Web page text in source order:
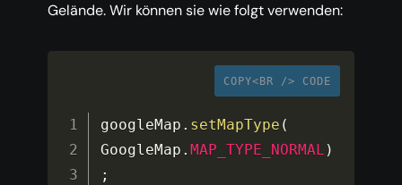
Gelände. Wir können sie wie folgt verwenden:
COPY<BR /> CODE
googleMap . setMapType (
GoogleMap . MAP_TYPE_NORMAL )
;